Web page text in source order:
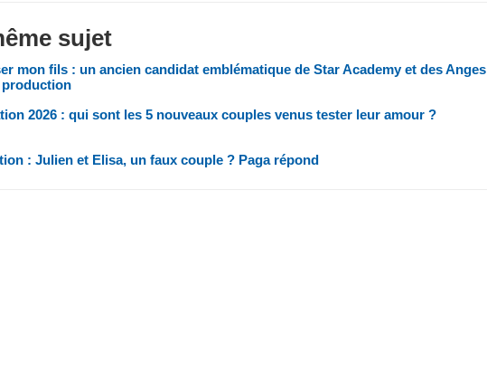
sujet
mon fils : un ancien candidat emblématique de Star Academy et des Anges
production
2026 : qui sont les 5 nouveaux couples venus tester leur amour ?
: Julien et Elisa, un faux couple ? Paga répond